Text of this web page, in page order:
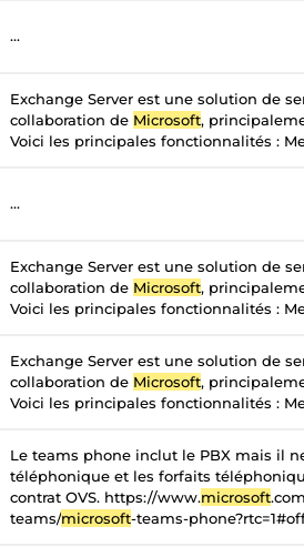
...
Exchange Server est une solution de
collaboration de Microsoft,
Voici les principales fonctionnalités :
...
Exchange Server est une solution de
collaboration de Microsoft,
Voici les principales fonctionnalités :
Exchange Server est une solution de
collaboration de Microsoft,
Voici les principales fonctionnalités :
Le teams phone inclut le PBX mais il
téléphonique et les forfaits
contrat OVS. https://www.microsoft
teams/microsoft-teams-